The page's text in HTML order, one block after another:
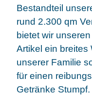
Bestandteil
rund 2.300 qm
bietet wir
Artikel ein breites
unserer Familie
für einen
Getränke Stumpf.